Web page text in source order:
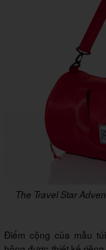
The Travel Star
Điểm cộng của mẫu